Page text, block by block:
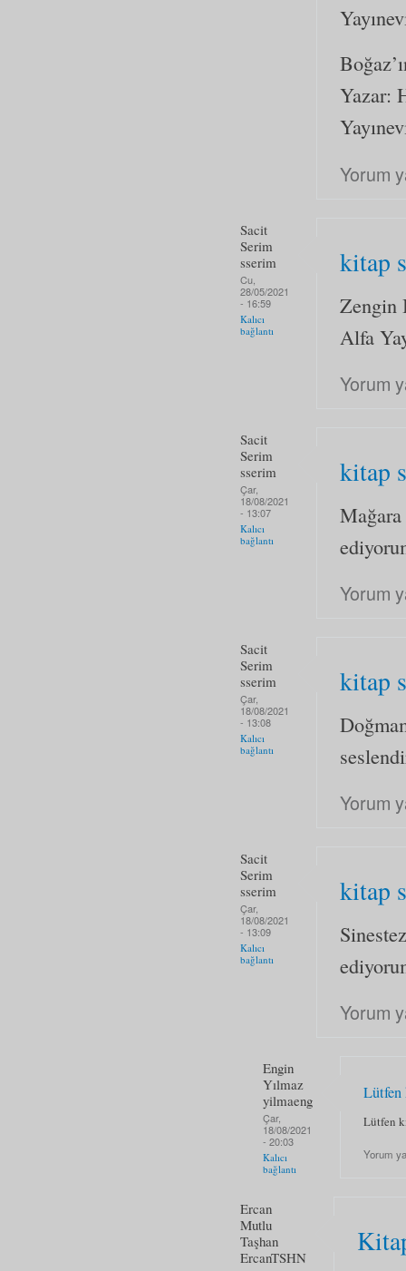
Yazar:
Yorum
Sacit
Serim
sserim
Cu,
28/05/2021
- 16:59
Kalıcı
bağlantı
kitap
Zengin
Alfa
Yorum
Sacit
Serim
sserim
Çar,
18/08/2021
- 13:07
Kalıcı
bağlantı
kitap
Yorum
Sacit
Serim
sserim
Çar,
18/08/2021
- 13:08
Kalıcı
bağlantı
kitap
Yorum
Sacit
Serim
sserim
Çar,
18/08/2021
- 13:09
Kalıcı
bağlantı
kitap
Yorum
Engin
Yılmaz
yilmaeng
Çar,
18/08/2021
- 20:03
Kalıcı
bağlantı
Lütfen
Yorum
Ercan
Mutlu
Taşhan
ErcanTSHN